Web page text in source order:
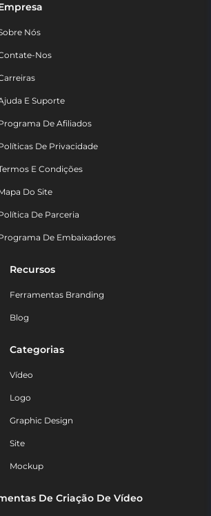
Nós
Nos
E Suporte
De Afiliados
De Privacidade
E Condições
Do Site
De Parceria
De Embaixadores
Recursos
Ferramentas Branding
Blog
Categorias
Vídeo
Logo
Graphic Design
Site
Mockup
De Criação De Vídeo